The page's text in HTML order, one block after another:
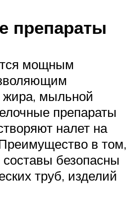
препараты
мощным
жира, мыльной
препараты
налет на
в том,
безопасны
труб, изделий